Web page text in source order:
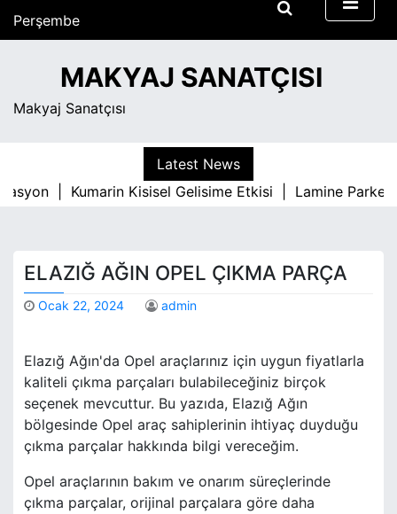
Perşembe
Ağustos 6, 2026
6:01 amMAKYAJ SANATÇISI
Makyaj Sanatçısı
Latest News
|Kumarin Kisisel Gelisime Etkisi | Lamine Parke
ELAZIĞ AĞIN OPEL ÇIKMA PARÇA
Ocak 22, 2024 admin
Elazığ Ağın'da Opel araçlarınız için uygun fiyatlarla
kaliteli çıkma parçaları bulabileceğiniz birçok
seçenek mevcuttur. Bu yazıda, Elazığ Ağın
bölgesinde Opel araç sahiplerinin ihtiyaç duyduğu
çıkma parçalar hakkında bilgi vereceğim.
Opel araçlarının bakım ve onarım süreçlerinde
çıkma parçalar, orijinal parçalara göre daha